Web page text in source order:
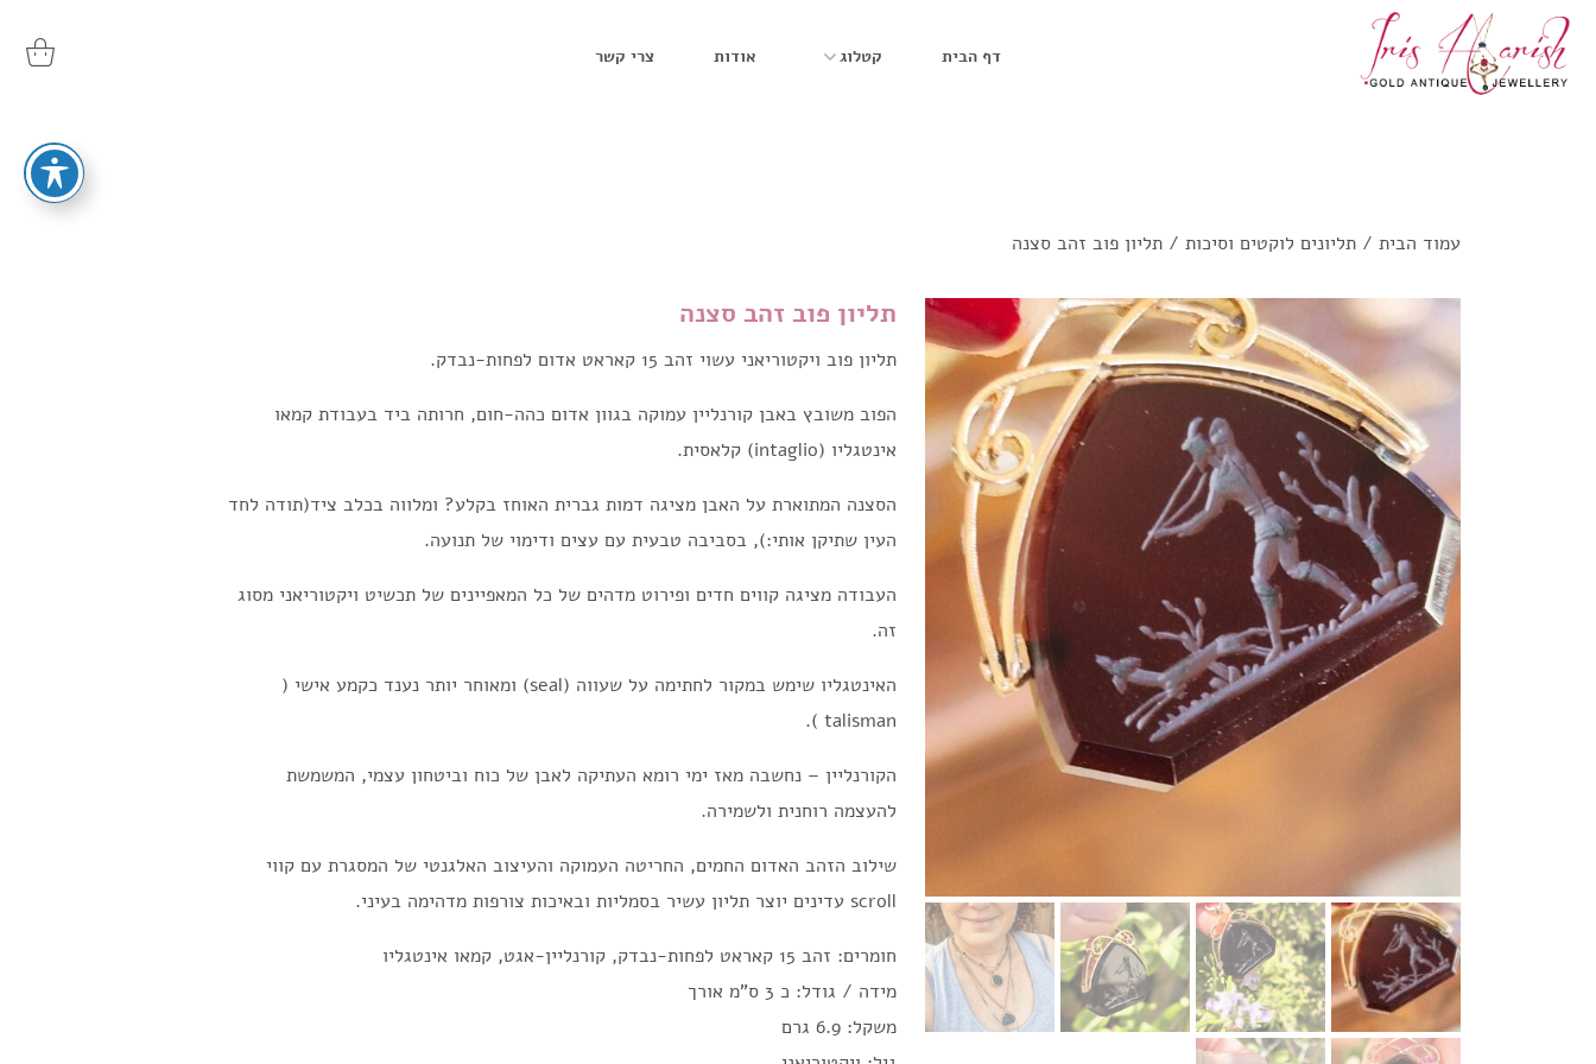
דף הבית קטלוג אודות צרי קשר
עמוד הבית / תליונים לוקטים וסיכות / תליון פוב זהב סצנה
תליון פוב זהב סצנה
תליון פוב ויקטוריאני עשוי זהב 15 קאראט אדום לפחות-נבדק.
הפוב משובץ באבן קורנליין עמוקה בגוון אדום כהה-חום, חרותה ביד בעבודת קמאו
אינטגליו (intaglio) קלאסית.
הסצנה המתוארת על האבן מציגה דמות גברית האוחז בקלע? ומלווה בכלב ציד(תודה לחד
העין שתיקן אותי:), בסביבה טבעית עם עצים ודימוי של תנועה.
העבודה מציגה קווים חדים ופירוט מדהים של כל המאפיינים של תכשיט ויקטוריאני מסוג
זה.
האינטגליו שימש במקור לחתימה על שעווה (seal) ומאוחר יותר נענד כקמע אישי (
talisman ).
הקורנליין – נחשבה מאז ימי רומא העתיקה לאבן של כוח וביטחון עצמי, המשמשת
להעצמה רוחנית ולשמירה.
שילוב הזהב האדום החמים, החריטה העמוקה והעיצוב האלגנטי של המסגרת עם קווי
scroll עדינים יוצר תליון עשיר בסמליות ובאיכות צורפות מדהימה בעיני.
חומרים: זהב 15 קאראט לפחות-נבדק, קורנליין-אגט, קמאו אינטגליו
מידה / גודל: כ 3 ס"מ אורך
משקל: 6.9 גרם